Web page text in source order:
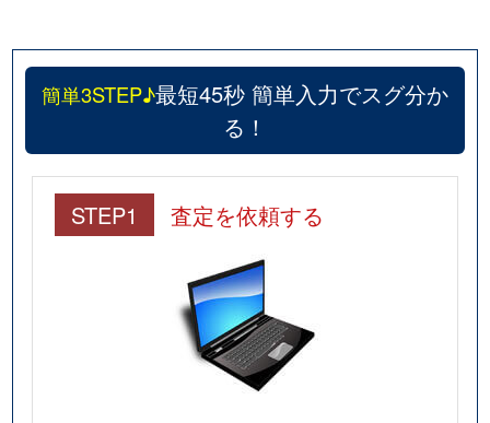
簡単3STEP♪最短45秒 簡単入力でスグ分か
る！
STEP1 査定を依頼する